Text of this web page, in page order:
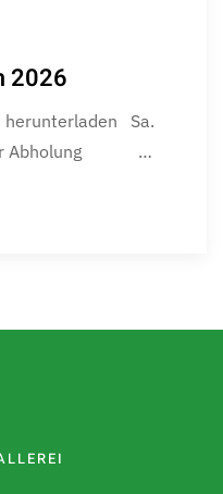
2026
herunterladen Sa.
Abholung …